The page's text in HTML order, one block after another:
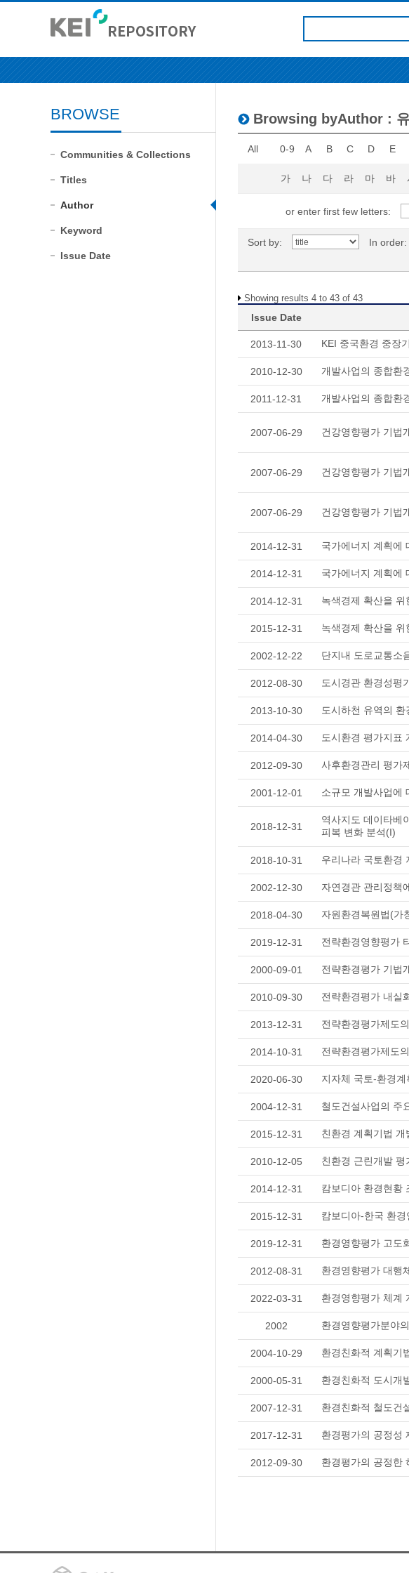
BROWSE
Communities & Collections
Titles
Author
Keyword
Issue Date
Browsing byAuthor :
All 0-9 A B C D E
가 나 다 라 마 바
or enter first few letters:
Sort by: In order:
Showing results 4 to 43 of 43
Issue Date
2013-11-30 KEI 중국환경 중장
2010-12-30 개발사업의 종합환
2011-12-31 개발사업의 종합환
2007-06-29 건강영향평가 기법
2007-06-29 건강영향평가 기법
2007-06-29 건강영향평가 기법
2014-12-31 국가에너지 계획에
2014-12-31 국가에너지 계획에
2014-12-31 녹색경제 확산을
2015-12-31 녹색경제 확산을
2002-12-22 단지내 도로교통소
2012-08-30 도시경관 환경성평
2013-10-30 도시하천 유역의
2014-04-30 도시환경 평가지표
2012-09-30 사후환경관리 평가
2001-12-01 소규모 개발사업에
2018-12-31
역사지도 데이타베
피복 변화 분석(I)
2018-10-31 우리나라 국토환경
2002-12-30 자연경관 관리정책
2018-04-30 자원환경복원법(가
2019-12-31 전략환경영향평가
2000-09-01 전략환경평가 기법
2010-09-30 전략환경평가 내실
2013-12-31 전략환경평가제도
2014-10-31 전략환경평가제도
2020-06-30 지자체 국토-환경
2004-12-31 철도건설사업의 주
2015-12-31 친환경 계획기법 개
2010-12-05 친환경 근린개발
2014-12-31 캄보디아 환경현황
2015-12-31 캄보디아-한국 환
2019-12-31 환경영향평가 고도
2012-08-31 환경영향평가 대행
2022-03-31 환경영향평가 체계
2002 환경영향평가분야
2004-10-29 환경친화적 계획기
2000-05-31 환경친화적 도시개
2007-12-31 환경친화적 철도건
2017-12-31 환경평가의 공정성
2012-09-30 환경평가의 공정한